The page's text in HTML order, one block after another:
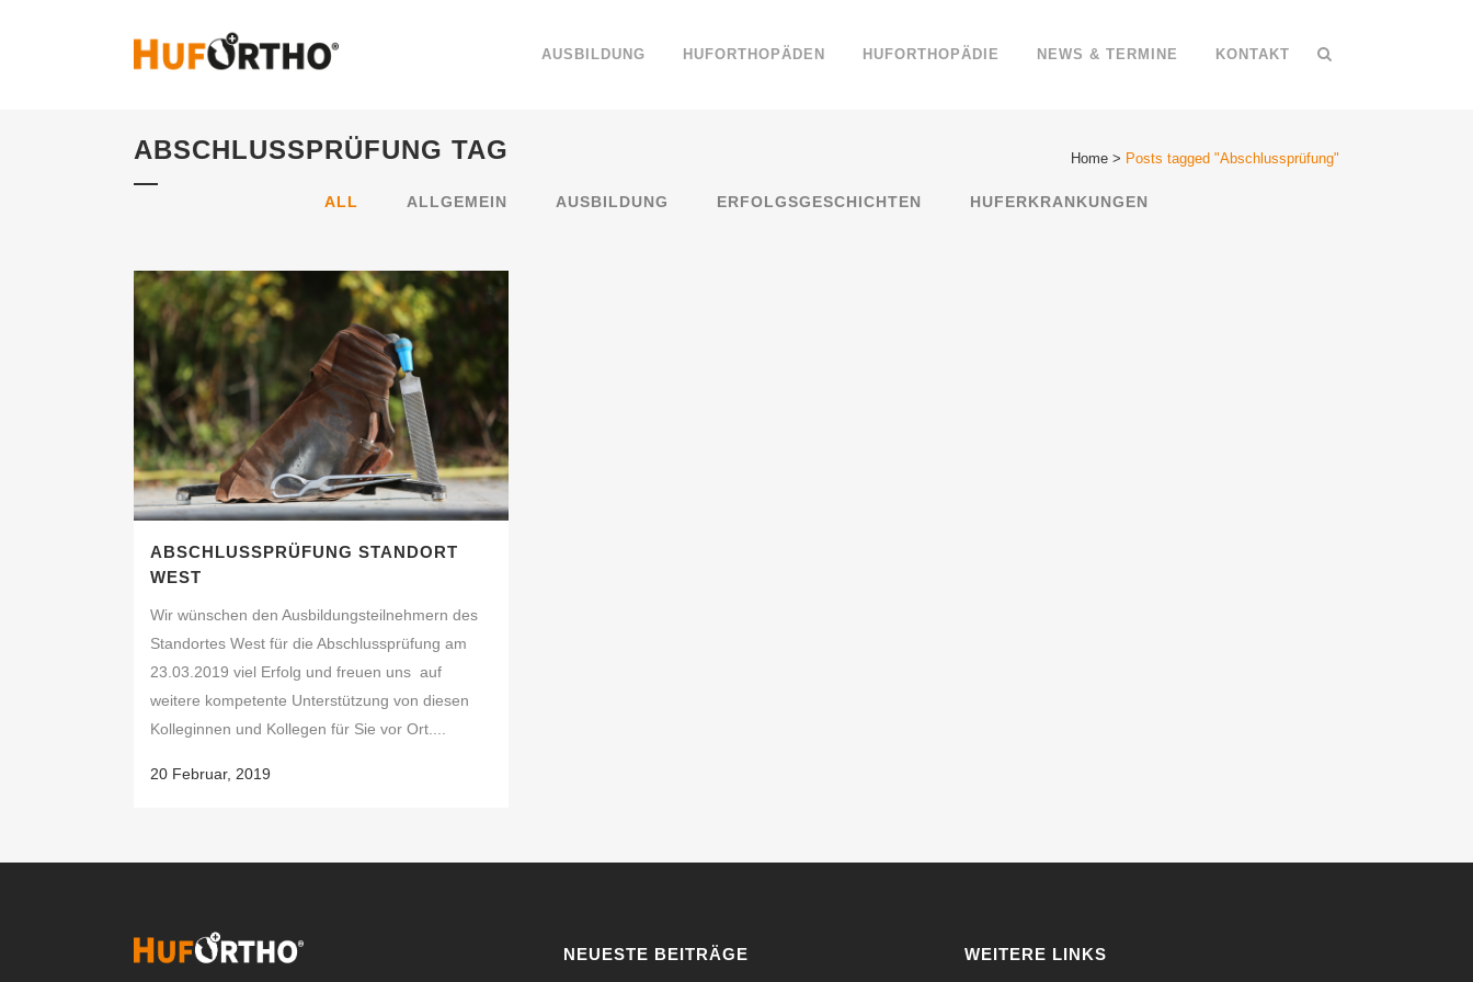
AUSBILDUNG HUFORTHOPÄDEN HUFORTHOPÄDIE NEWS & TERMINE KONTAKT
ABSCHLUSSPRÜFUNG TAG Home > Posts tagged "Abschlussprüfung"
ALL ALLGEMEIN AUSBILDUNG ERFOLGSGESCHICHTEN HUFERKRANKUNGEN
ABSCHLUSSPRÜFUNG STANDORT
WEST
Wir wünschen den Ausbildungsteilnehmern des
Standortes West für die Abschlussprüfung am
23.03.2019 viel Erfolg und freuen uns auf
weitere kompetente Unterstützung von diesen
Kolleginnen und Kollegen für Sie vor Ort....
20 Februar, 2019
NEUESTE BEITRÄGE WEITERE LINKS